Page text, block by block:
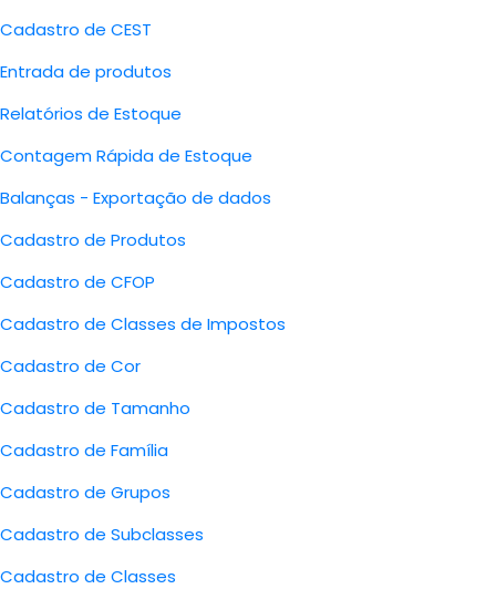
Cadastro de CEST
Entrada de produtos
Relatórios de Estoque
Contagem Rápida de Estoque
Balanças - Exportação de dados
Cadastro de Produtos
Cadastro de CFOP
Cadastro de Classes de Impostos
Cadastro de Cor
Cadastro de Tamanho
Cadastro de Família
Cadastro de Grupos
Cadastro de Subclasses
Cadastro de Classes